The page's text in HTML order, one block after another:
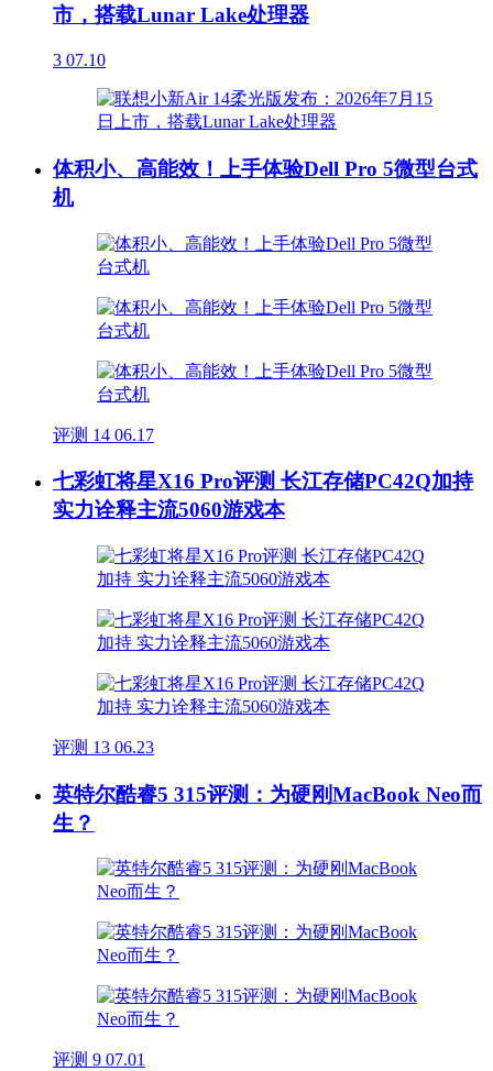
市，搭载Lunar Lake处理器
3 07.10
体积小、高能效！上手体验Dell Pro 5微型台式
机
评测 14 06.17
七彩虹将星X16 Pro评测 长江存储PC42Q加持
实力诠释主流5060游戏本
评测 13 06.23
英特尔酷睿5 315评测：为硬刚MacBook Neo而
生？
评测 9 07.01